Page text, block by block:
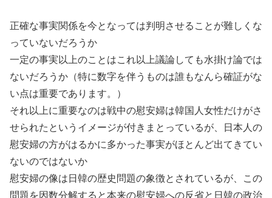
正確な事実関係を今となっては判明させることが難しくな
っていないだろうか
一定の事実以上のことはこれ以上議論しても水掛け論では
ないだろうか（特に数字を伴うものは誰もなんら確証がな
い点は重要であります。）
それ以上に重要なのは戦中の慰安婦は韓国人女性だけがさ
せられたというイメージが付きまとっているが、日本人の
慰安婦の方がはるかに多かった事実がほとんど出てきてい
ないのではないか
慰安婦の像は日韓の歴史問題の象徴とされているが、この
問題を因数分解すると本来の慰安婦への反省と日韓の政治